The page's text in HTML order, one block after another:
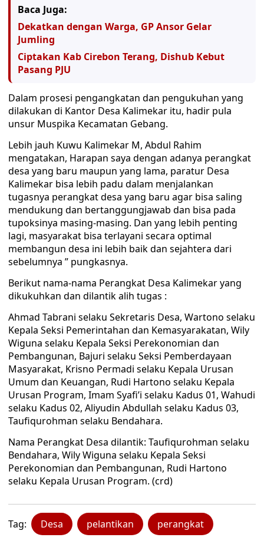
Baca Juga:
Dekatkan dengan Warga, GP Ansor Gelar
Jumling
Ciptakan Kab Cirebon Terang, Dishub Kebut
Pasang PJU
Dalam prosesi pengangkatan dan pengukuhan yang
dilakukan di Kantor Desa Kalimekar itu, hadir pula
unsur Muspika Kecamatan Gebang.
Lebih jauh Kuwu Kalimekar M, Abdul Rahim
mengatakan, Harapan saya dengan adanya perangkat
desa yang baru maupun yang lama, paratur Desa
Kalimekar bisa lebih padu dalam menjalankan
tugasnya perangkat desa yang baru agar bisa saling
mendukung dan bertanggungjawab dan bisa pada
tupoksinya masing-masing. Dan yang lebih penting
lagi, masyarakat bisa terlayani secara optimal
membangun desa ini lebih baik dan sejahtera dari
sebelumnya ” pungkasnya.
Berikut nama-nama Perangkat Desa Kalimekar yang
dikukuhkan dan dilantik alih tugas :
Ahmad Tabrani selaku Sekretaris Desa, Wartono selaku
Kepala Seksi Pemerintahan dan Kemasyarakatan, Wily
Wiguna selaku Kepala Seksi Perekonomian dan
Pembangunan, Bajuri selaku Seksi Pemberdayaan
Masyarakat, Krisno Permadi selaku Kepala Urusan
Umum dan Keuangan, Rudi Hartono selaku Kepala
Urusan Program, Imam Syafi’i selaku Kadus 01, Wahudi
selaku Kadus 02, Aliyudin Abdullah selaku Kadus 03,
Taufiqurohman selaku Bendahara.
Nama Perangkat Desa dilantik: Taufiqurohman selaku
Bendahara, Wily Wiguna selaku Kepala Seksi
Perekonomian dan Pembangunan, Rudi Hartono
selaku Kepala Urusan Program. (crd)
Tag: Desa pelantikan perangkat